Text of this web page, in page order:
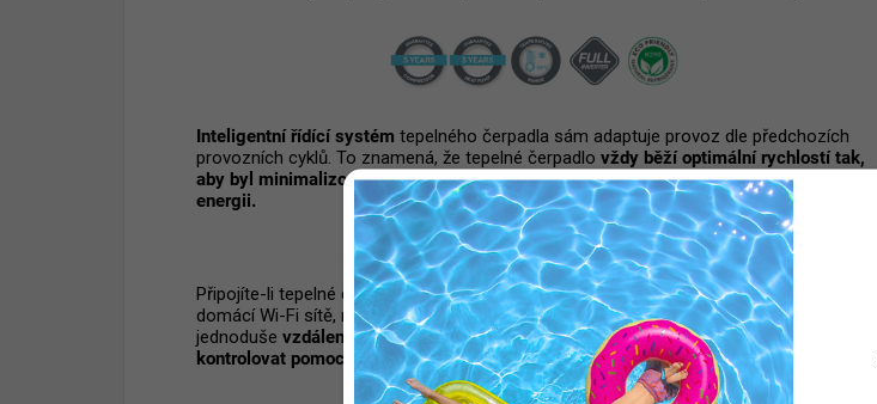
Inteligentní řídící systém tepelného čerpadla sám adaptuje provoz dle předchozích
provozních cyklů. To znamená, že tepelné čerpadlo vždy běží optimální rychlostí tak,
aby byl minimalizován hluk, maximalizován výkon ohřevu a byly šetřeny náklady na
energii.
Připojíte-li tepelné čerpadlo do vaší
domácí Wi-Fi sítě, můžete ho
jednoduše vzdáleně ovládat a
kontrolovat pomocí smart aplikace.